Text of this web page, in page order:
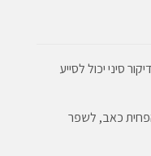
סיני יכול לסייע
כאב, לשפר